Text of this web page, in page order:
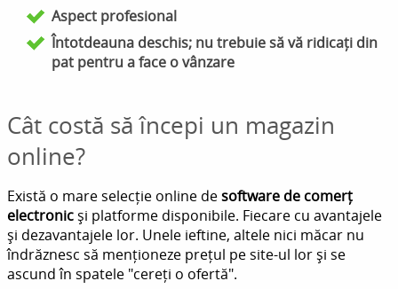
Aspect profesional
Întotdeauna deschis; nu trebuie să vă ridicați din
pat pentru a face o vânzare
Cât costă să începi un magazin
online?
Există o mare selecție online desoftware de comerț
electronicși platforme disponibile. Fiecare cu avantajele
și dezavantajele lor. Unele ieftine, altele nici măcar nu
îndrăznesc să menționeze prețul pe site-ul lor și se
ascund în spatele "cereți o ofertă".